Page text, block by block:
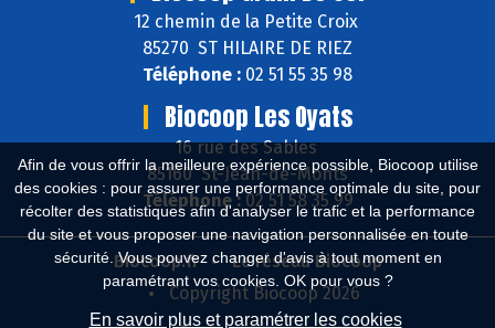
Afin de vous offrir la meilleure expérience possible, Biocoop utilise
des cookies : pour assurer une performance optimale du site, pour
récolter des statistiques afin d'analyser le trafic et la performance
du site et vous proposer une navigation personnalisée en toute
sécurité. Vous pouvez changer d'avis à tout moment en
paramétrant vos cookies. OK pour vous ?
En savoir plus et paramétrer les cookies
12 chemin de la Petite Croix
85270 ST HILAIRE DE RIEZ
Téléphone : 02 51 55 35 98
Biocoop Les Oyats
16 rue des Sables
85160 St-Jean-de-Monts
Téléphone :02 51 58 35 99
Biocoop.fr
Le réseau Biocoop
Copyright Biocoop 2026